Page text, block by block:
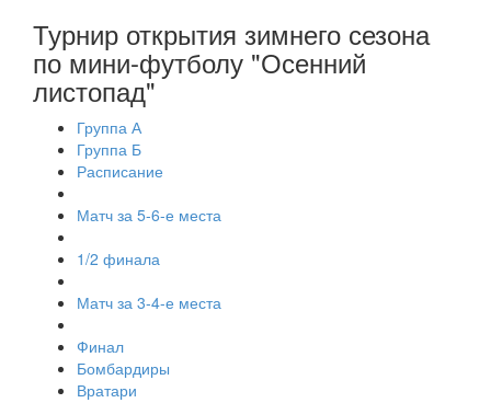
Турнир открытия зимнего сезона
по мини-футболу "Осенний
листопад"
Группа А
Группа Б
Расписание
Матч за 5-6-е места
1/2 финала
Матч за 3-4-е места
Финал
Бомбардиры
Вратари